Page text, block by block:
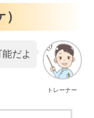
トレーナー
だよ